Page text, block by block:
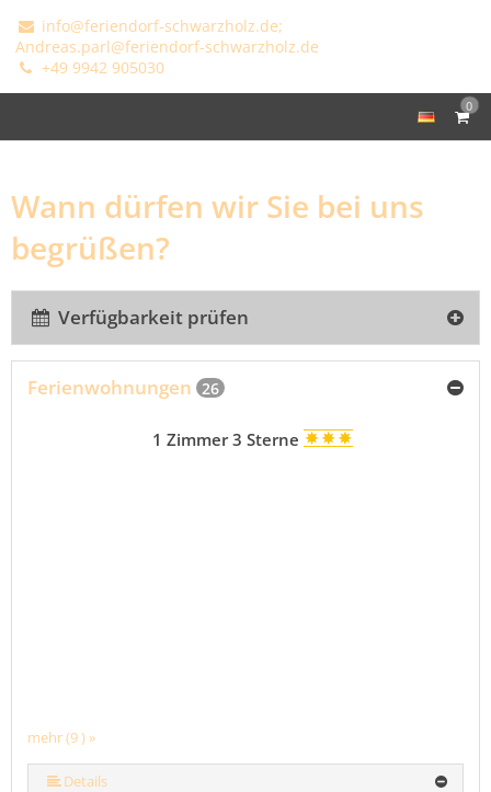
info@feriendorf-schwarzholz.de;
Andreas.parl@feriendorf-schwarzholz.de
+49 9942 905030
0
Wann dürfen wir Sie bei uns
begrüßen?
Verfügbarkeit prüfen
Ferienwohnungen 26
mehr (9 ) »
mehr (9 ) »
mehr (9 ) »
mehr (9 ) »
mehr (9 ) »
mehr (9 ) »
1 Zimmer 3 Sterne
Details